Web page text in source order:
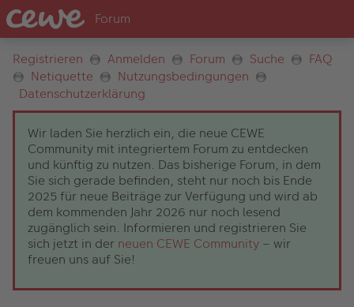
Registrieren Anmelden Forum Suche
FAQ
Netiquette
Nutzungsbedingungen
Datenschutzerklärung
Wir laden Sie herzlich ein, die neue CEWE
Community mit integriertem Forum zu entdecken
und künftig zu nutzen. Das bisherige Forum, in dem
Sie sich gerade befinden, steht nur noch bis Ende
2025 für neue Beiträge zur Verfügung und wird ab
dem kommenden Jahr 2026 nur noch lesend
zugänglich sein. Informieren und registrieren Sie
sich jetzt in der neuen CEWE Community – wir
freuen uns auf Sie!